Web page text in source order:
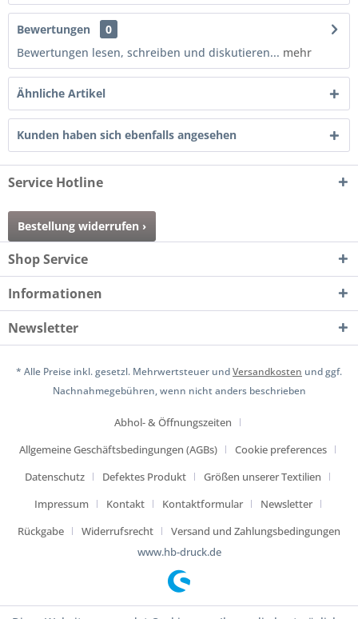
Bewertungen
0
Bewertungen lesen, schreiben und diskutieren... mehr
Ähnliche Artikel
Kunden haben sich ebenfalls angesehen
Service Hotline
Bestellung widerrufen ›
Shop Service
Informationen
Newsletter
* Alle Preise inkl. gesetzl. Mehrwertsteuer undVersandkosten und ggf.
Nachnahmegebühren, wenn nicht anders beschrieben
Abhol- & Öffnungszeiten
Allgemeine Geschäftsbedingungen (AGBs)
Cookie preferences
Datenschutz
Defektes Produkt
Größen unserer Textilien
Impressum
Kontakt Kontaktformular
Newsletter
Rückgabe
Widerrufsrecht
Versand und Zahlungsbedingungen
www.hb-druck.de